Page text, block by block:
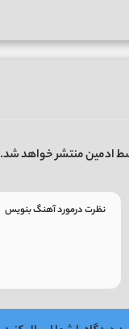
ادمین منتشر خواهد شد.